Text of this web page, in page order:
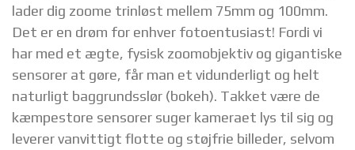
lader dig zoome trinløst mellem 75mm og 100mm.
Det er en drøm for enhver fotoentusiast! Fordi vi
har med et ægte, fysisk zoomobjektiv og gigantiske
sensorer at gøre, får man et vidunderligt og helt
naturligt baggrundsslør (bokeh). Takket være de
kæmpestore sensorer suger kameraet lys til sig og
leverer vanvittigt flotte og støjfrie billeder, selvom